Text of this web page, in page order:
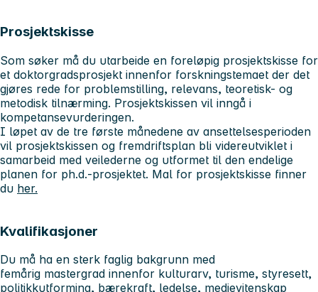
Prosjektskisse
Som søker må du utarbeide en foreløpig prosjektskisse for
et doktorgradsprosjekt innenfor forskningstemaet der det
gjøres rede for problemstilling, relevans, teoretisk- og
metodisk tilnærming. Prosjektskissen vil inngå i
kompetansevurderingen.
I løpet av de tre første månedene av ansettelsesperioden
vil prosjektskissen og fremdriftsplan bli videreutviklet i
samarbeid med veilederne og utformet til den endelige
planen for ph.d.-prosjektet. Mal for prosjektskisse finner
du her.
Kvalifikasjoner
Du må ha en sterk faglig bakgrunn med
femårig mastergrad innenfor kulturarv, turisme, styresett,
politikkutforming, bærekraft, ledelse, medievitenskap